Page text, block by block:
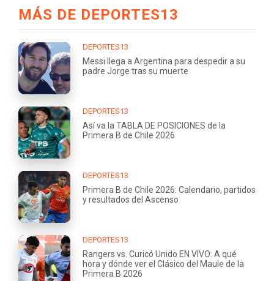
MÁS DE DEPORTES13
DEPORTES13
Messi llega a Argentina para despedir a su
padre Jorge tras su muerte
DEPORTES13
Así va la TABLA DE POSICIONES de la
Primera B de Chile 2026
DEPORTES13
Primera B de Chile 2026: Calendario, partidos
y resultados del Ascenso
DEPORTES13
Rangers vs. Curicó Unido EN VIVO: A qué
hora y dónde ver el Clásico del Maule de la
Primera B 2026